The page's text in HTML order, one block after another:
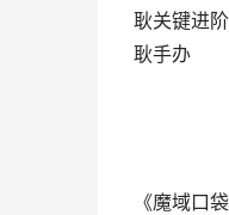
耿关键进
耿手办
《魔域口